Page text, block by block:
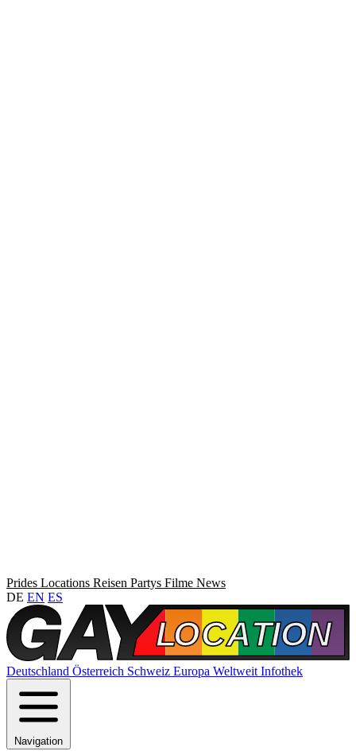
Prides Locations Reisen Partys Filme News
DE EN ES
Deutschland Österreich Schweiz Europa Weltweit Infothek
Navigation